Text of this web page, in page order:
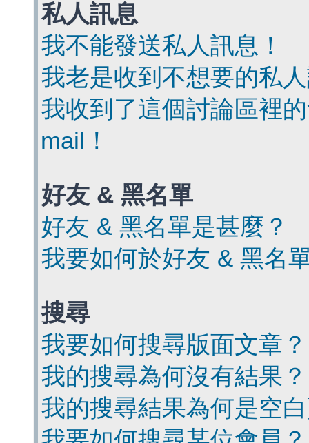
私人訊息
我不能發送私人訊息！
我老是收到不想要的私
我收到了這個討論區裡
mail！
好友 & 黑名單
好友 & 黑名單是甚麼？
我要如何於好友 & 黑名
搜尋
我要如何搜尋版面文章？
我的搜尋為何沒有結果？
我的搜尋結果為何是空